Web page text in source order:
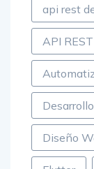
api rest
API
Diseño